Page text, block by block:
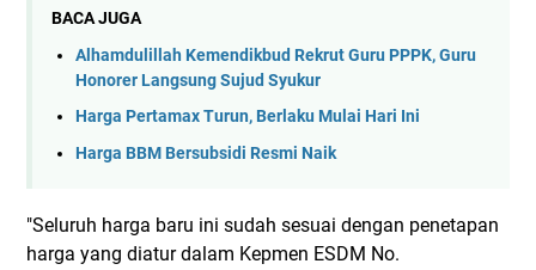
BACA JUGA
Alhamdulillah Kemendikbud Rekrut Guru PPPK, Guru
Honorer Langsung Sujud Syukur
Harga Pertamax Turun, Berlaku Mulai Hari Ini
Harga BBM Bersubsidi Resmi Naik
"Seluruh harga baru ini sudah sesuai dengan penetapan
harga yang diatur dalam Kepmen ESDM No.